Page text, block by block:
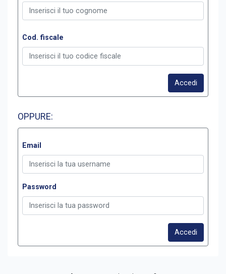
Cod. fiscale
Accedi
OPPURE:
Email
Password
Accedi